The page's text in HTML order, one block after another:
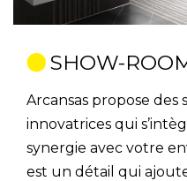
SHOW-
Arcansas propose
innovatrices qui
synergie avec votre
est un détail qui